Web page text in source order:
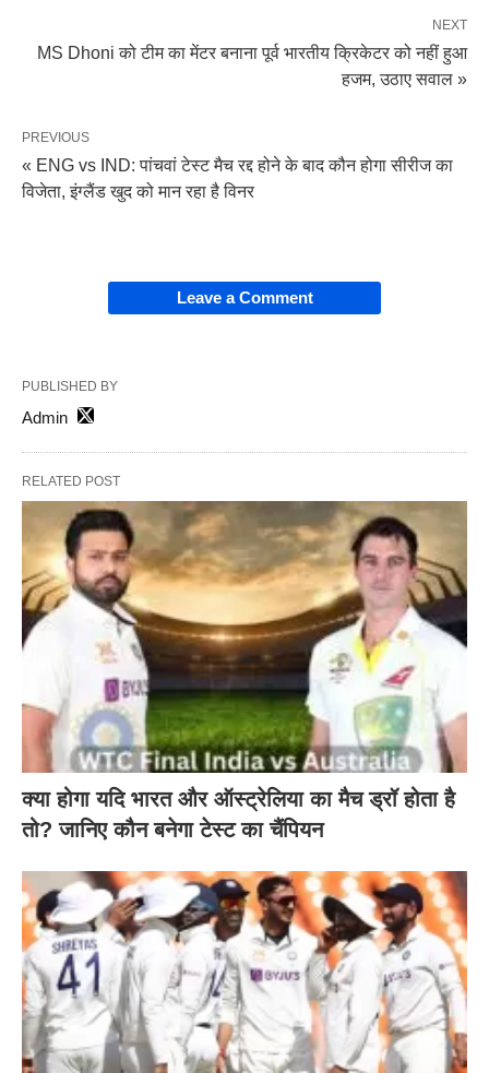
NEXT
MS Dhoni को टीम का मेंटर बनाना पूर्व भारतीय क्रिकेटर को नहीं हुआ
हजम, उठाए सवाल »
PREVIOUS
« ENG vs IND: पांचवां टेस्ट मैच रद्द होने के बाद कौन होगा सीरीज का
विजेता, इंग्लैंड खुद को मान रहा है विनर
Leave a Comment
PUBLISHED BY
Admin
RELATED POST
क्या होगा यदि भारत और ऑस्ट्रेलिया का मैच ड्रॉ होता है
तो? जानिए कौन बनेगा टेस्ट का चैंपियन